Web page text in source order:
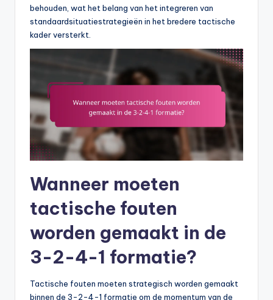
behouden, wat het belang van het integreren van
standaardsituatiestrategieën in het bredere tactische
kader versterkt.
Wanneer moeten
tactische fouten
worden gemaakt in de
3-2-4-1 formatie?
Tactische fouten moeten strategisch worden gemaakt
binnen de 3-2-4-1 formatie om de momentum van de